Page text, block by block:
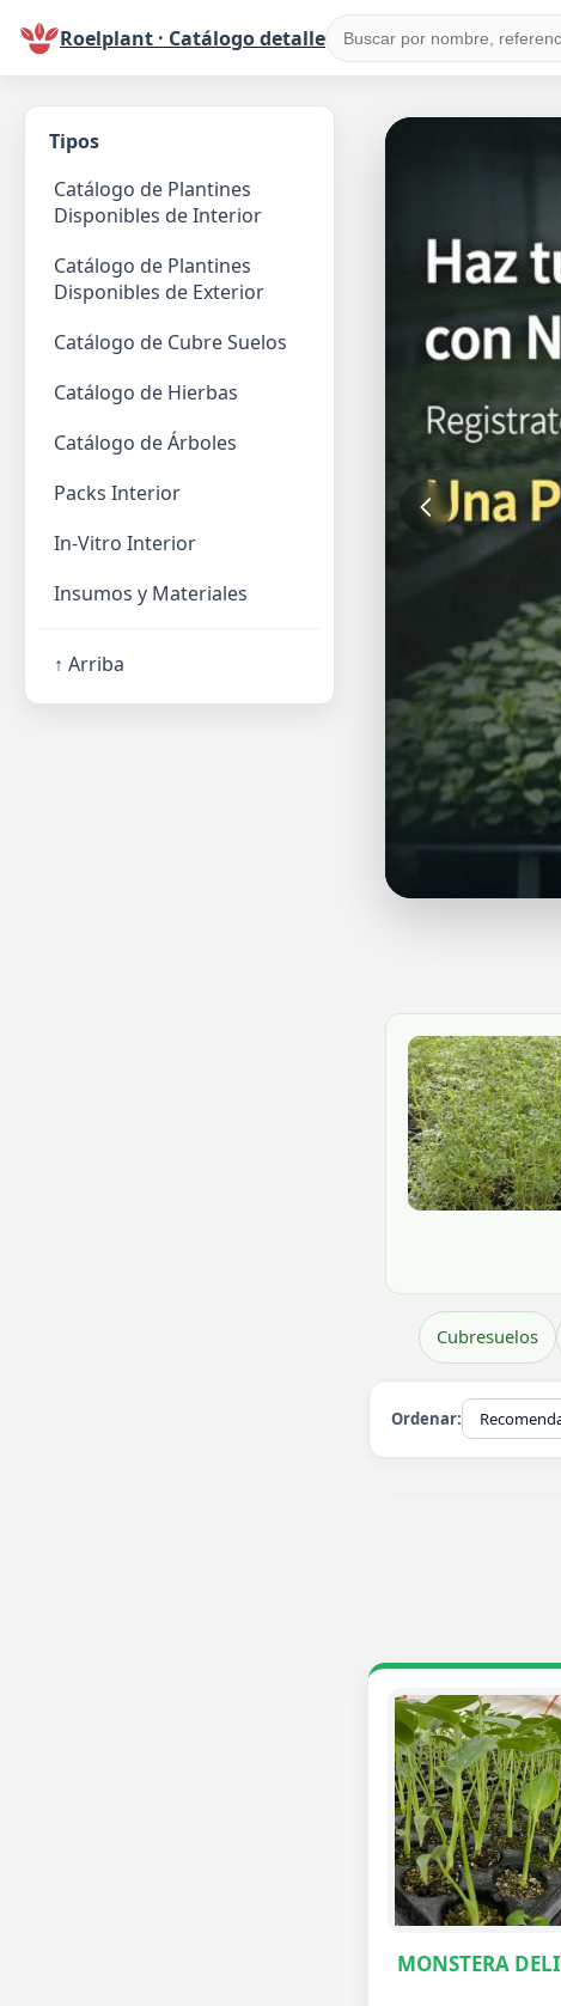
Roelplant · Catálogo detalle
Cubresuelos
Ordenar:
Tipos
Catálogo de Plantines
Disponibles de Interior
Catálogo de Plantines
Disponibles de Exterior
Catálogo de Cubre Suelos
Catálogo de Hierbas
Catálogo de Árboles
Packs Interior
In-Vitro Interior
Insumos y Materiales
↑ Arriba
MONSTERA